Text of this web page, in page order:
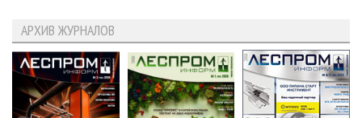
АРХИВ ЖУРНАЛОВ